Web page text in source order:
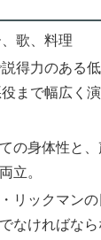
歌、料理
得力のある
まで幅広く演
の身体性と
立。
・リックマン
なければな